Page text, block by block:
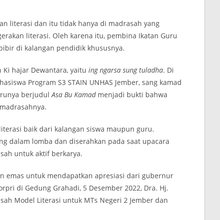
literasi dan itu tidak hanya di madrasah yang
literasi. Oleh karena itu, pembina Ikatan Guru
di kalangan pendidik khususnya.
hajar Dewantara, yaitu ing ngarsa sung tuladha. Di
Program S3 STAIN UNHAS Jember, sang kamad
berjudulAsa Bu Kamadmenjadi bukti bahwa
baik dari kalangan siswa maupun guru.
dalam lomba dan diserahkan pada saat upacara
untuk aktif berkarya.
emas untuk mendapatkan apresiasi dari gubernur
di Gedung Grahadi, 5 Desember 2022, Dra. Hj.
Model Literasi untuk MTs Negeri 2 Jember dan